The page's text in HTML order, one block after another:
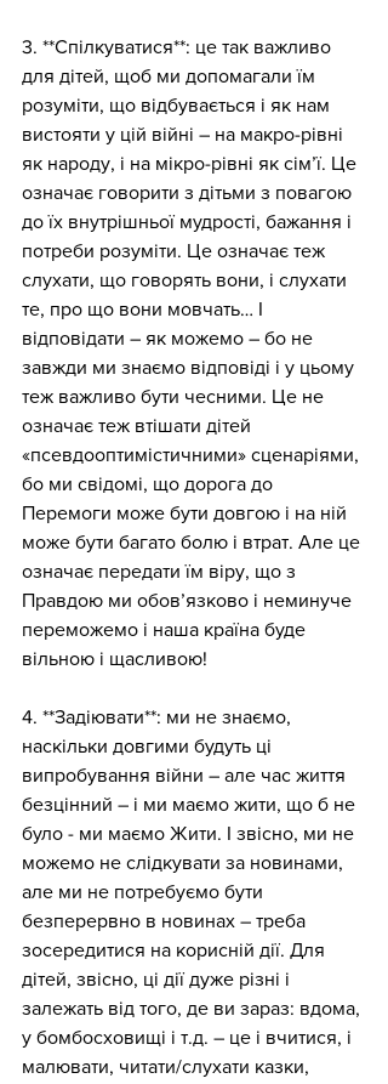
3. **Спілкуватися**: це так важливо
для дітей, щоб ми допомагали їм
розуміти, що відбувається і як нам
вистояти у цій війні – на макро-рівні
як народу, і на мікро-рівні як сім’ї. Це
означає говорити з дітьми з повагою
до їх внутрішньої мудрості, бажання і
потреби розуміти. Це означає теж
слухати, що говорять вони, і слухати
те, про що вони мовчать… І
відповідати – як можемо – бо не
завжди ми знаємо відповіді і у цьому
теж важливо бути чесними. Це не
означає теж втішати дітей
«псевдооптимістичними» сценаріями,
бо ми свідомі, що дорога до
Перемоги може бути довгою і на ній
може бути багато болю і втрат. Але це
означає передати їм віру, що з
Правдою ми обов’язково і неминуче
переможемо і наша країна буде
вільною і щасливою!
4. **Задіювати**: ми не знаємо,
наскільки довгими будуть ці
випробування війни – але час життя
безцінний – і ми маємо жити, що б не
було - ми маємо Жити. І звісно, ми не
можемо не слідкувати за новинами,
але ми не потребуємо бути
безперервно в новинах – треба
зосередитися на корисній дії. Для
дітей, звісно, ці дії дуже різні і
залежать від того, де ви зараз: вдома,
у бомбосховищі і т.д. – це і вчитися, і
малювати, читати/слухати казки,